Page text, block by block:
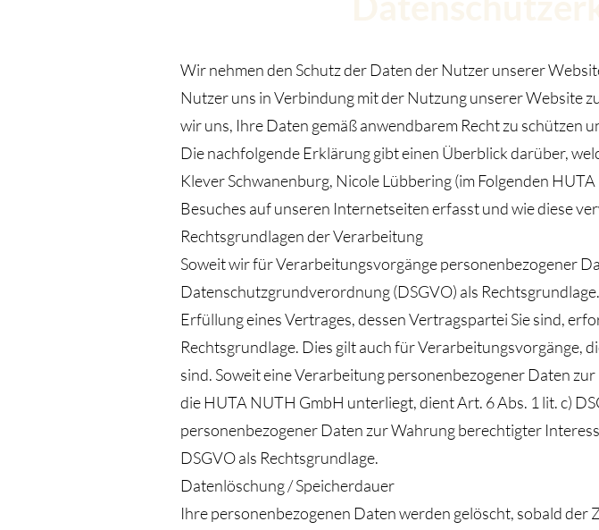
Wir nehmen den Schutz der Daten der Nutzer unserer
Nutzer uns in Verbindung mit der Nutzung unserer Website
wir uns, Ihre Daten gemäß anwendbarem Recht zu schützen
Die nachfolgende Erklärung gibt einen Überblick darüber,
Klever Schwanenburg, Nicole Lübbering (im Folgenden
Besuches auf unseren Internetseiten erfasst und wie diese
Rechtsgrundlagen der Verarbeitung
Soweit wir für Verarbeitungsvorgänge personenbezogener
Datenschutzgrundverordnung (DSGVO) als
Erfüllung eines Vertrages, dessen Vertragspartei Sie sind,
Rechtsgrundlage. Dies gilt auch für
sind. Soweit eine Verarbeitung personenbezogener Daten
die HUTA NUTH GmbH unterliegt, dient Art. 6 Abs. 1 lit. c)
personenbezogener Daten zur Wahrung berechtigter
DSGVO als Rechtsgrundlage.
Datenlöschung / Speicherdauer
Ihre personenbezogenen Daten werden gelöscht, sobald